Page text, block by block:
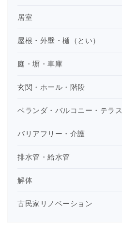
居室
屋根・外壁・樋（とい）
庭・塀・車庫
玄関・ホール・階段
ベランダ・バルコニー・テラス
バリアフリー・介護
排水管・給水管
解体
古民家リノベーション